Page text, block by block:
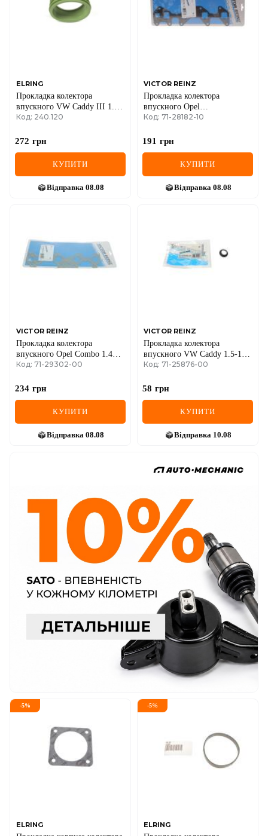
RENAULT
SMART
SSANGYONG
SUZUKI
TESLA
VW
ELRING
Прокладка колектора
впускного VW Caddy III 1.6i
04-15
Код: 240.120
272 грн
КУПИТИ
Відправка 08.08
VICTOR REINZ
Прокладка колектора
впускного Opel
Combo/Kadett/Vectra A 1.2-1.6
Код: 71-28182-10
191 грн
КУПИТИ
Відправка 08.08
VICTOR REINZ
Прокладка колектора
впускного Opel Combo 1.4
94-01 (1mm)
Код: 71-29302-00
234 грн
КУПИТИ
Відправка 08.08
VICTOR REINZ
Прокладка колектора
впускного VW Caddy 1.5-1.8
82-92
Код: 71-25876-00
58 грн
КУПИТИ
Відправка 10.08
-5%
ELRING
-5%
ELRING